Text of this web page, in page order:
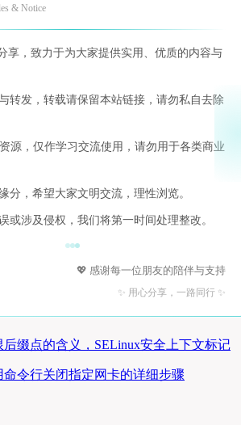
& Notice
享，致力于为大家提供实用、优质的内容与
转发，转载请保留本站链接，请勿私自去除
源，仅作学习交流使用，请勿用于各类商业
分，希望大家文明交流，理性浏览。
或涉及侵权，我们将第一时间处理整改。
💖 感谢每一位朋友的陪伴与支持
✨ 用心分享，一路同行 ✨
缀点的含义，SELinux安全上下文标记
令行关闭指定网卡的详细步骤